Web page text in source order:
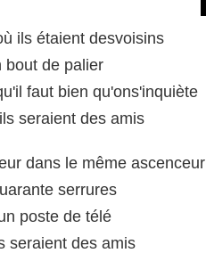
ils étaient desvoisins
bout de palier
faut bien qu'ons'inquiète
seraient des amis
dans le même ascenceur
serrures
poste de télé
seraient des amis